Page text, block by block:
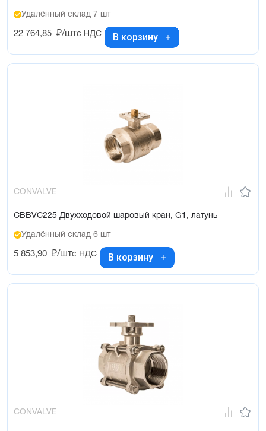
Удалённый склад 7 шт
22 764,85 ₽/штс НДС В корзину
CONVALVE
CBBVC225 Двухходовой шаровый кран, G1, латунь
Удалённый склад 6 шт
5 853,90 ₽/штс НДС В корзину
CONVALVE